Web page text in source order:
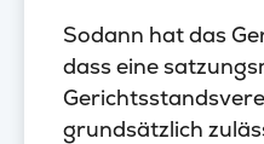
Sodann hat das
dass eine
grundsätzlich